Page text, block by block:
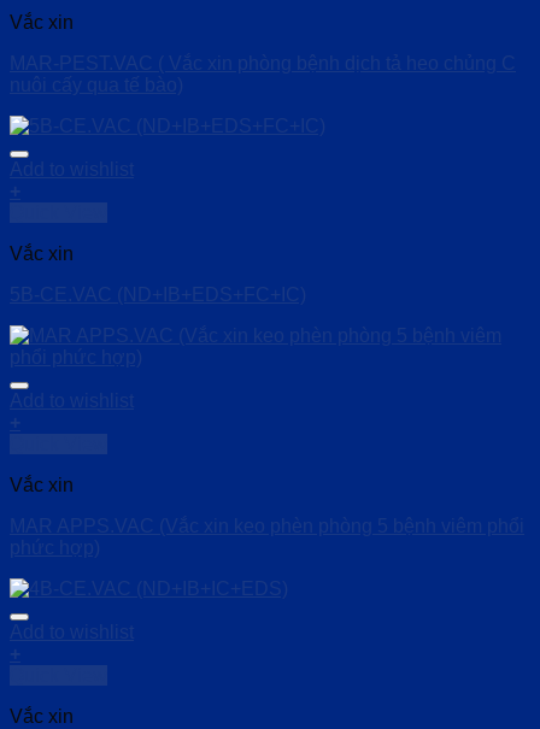
Vắc xin
MAR-PEST.VAC ( Vắc xin phòng bệnh dịch tả heo chủng C
nuôi cấy qua tế bào)
Add to wishlist
+
Vắc xin
5B-CE.VAC (ND+IB+EDS+FC+IC)
Add to wishlist
+
Vắc xin
MAR APPS.VAC (Vắc xin keo phèn phòng 5 bệnh viêm phổi
phức hợp)
Add to wishlist
+
Vắc xin